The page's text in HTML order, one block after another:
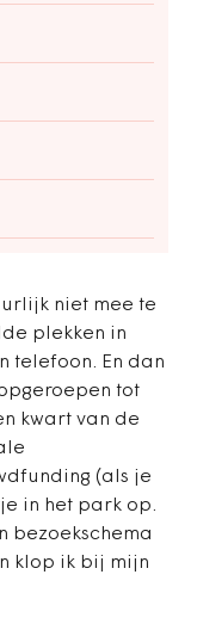
niet mee te
plekken in
telefoon. En dan
tot
kwart van de
(als je
in het park op.
bezoekschema
klop ik bij mijn